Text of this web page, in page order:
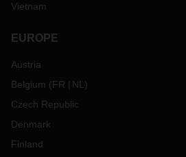
Vietnam
EUROPE
Austria
Belgium (FR NL )
Czech Republic
Denmark
Finland